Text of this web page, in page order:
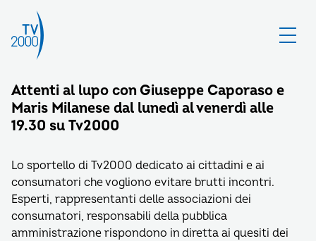
Attenti al lupo con Giuseppe Caporaso e
Maris Milanese dal lunedì al venerdì alle
19.30 su Tv2000
Lo sportello di Tv2000 dedicato ai cittadini e ai
consumatori che vogliono evitare brutti incontri.
Esperti, rappresentanti delle associazioni dei
consumatori, responsabili della pubblica
amministrazione rispondono in diretta ai quesiti dei